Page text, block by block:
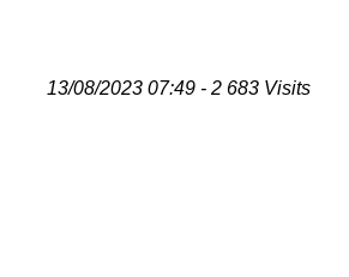
13/08/2023 07:49 - 2 683 Visits